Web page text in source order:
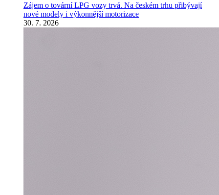
Zájem o tovární LPG vozy trvá. Na českém trhu přibývají
nové modely i výkonnější motorizace
30. 7. 2026